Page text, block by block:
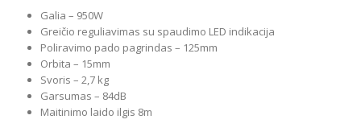
Galia – 950W
Greičio reguliavimas su spaudimo LED indikacija
Poliravimo pado pagrindas – 125mm
Orbita – 15mm
Svoris – 2,7 kg
Garsumas – 84dB
Maitinimo laido ilgis 8m